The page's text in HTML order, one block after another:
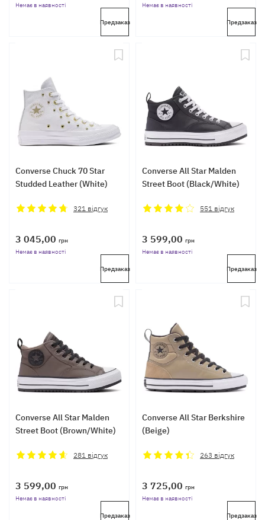
Немає в наявності
Предзаказ
Немає в наявності
Предзаказ
Converse Chuck 70 Star
Studded Leather (White)
321 відгук
3 045,00 грн
Немає в наявності
Предзаказ
Converse All Star Malden
Street Boot (Black/White)
551 відгук
3 599,00 грн
Немає в наявності
Предзаказ
Converse All Star Malden
Street Boot (Brown/White)
281 відгук
3 599,00 грн
Немає в наявності
Предзаказ
Converse All Star Berkshire
(Beige)
263 відгук
3 725,00 грн
Немає в наявності
Предзаказ